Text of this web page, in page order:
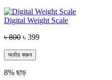
Digital Weight Scale
৳ 800 ৳ 399
অর্ডার করুন
8% ছাড়